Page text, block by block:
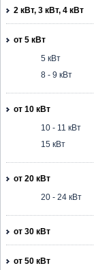
2 кВт, 3 кВт, 4 кВт
от 5 кВт
5 кВт
8 - 9 кВт
от 10 кВт
10 - 11 кВт
15 кВт
от 20 кВт
20 - 24 кВт
от 30 кВт
от 50 кВт